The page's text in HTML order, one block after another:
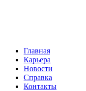
Главная
Карьера
Новости
Справка
Контакты